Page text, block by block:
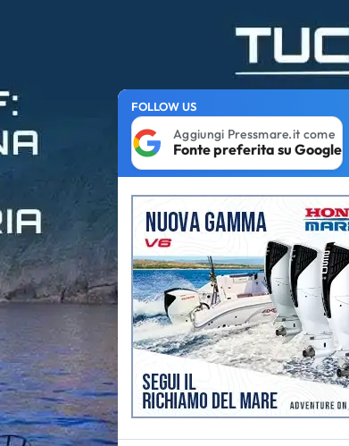
FOLLOW US
Aggiungi Pressmare.it come
Fonte preferita su Google